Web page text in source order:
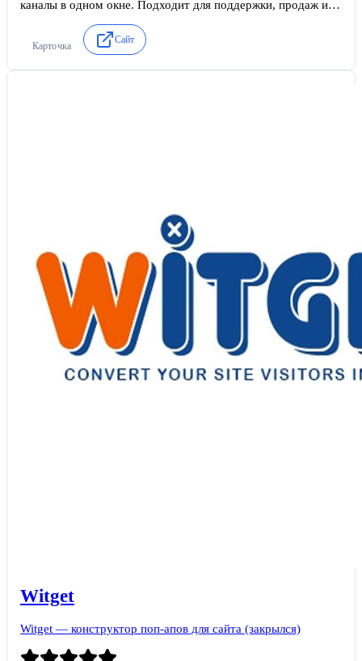
каналы в одном окне. Подходит для поддержки, продаж и
«Старт» на 50 диалогов в месяц. Тарифы от 5000 ₽ в месяц;
лицензии операторов и WABA оплачиваются отдельно.
Карточка
Сайт
Witget
Witget — конструктор поп-апов для сайта (закрылся)